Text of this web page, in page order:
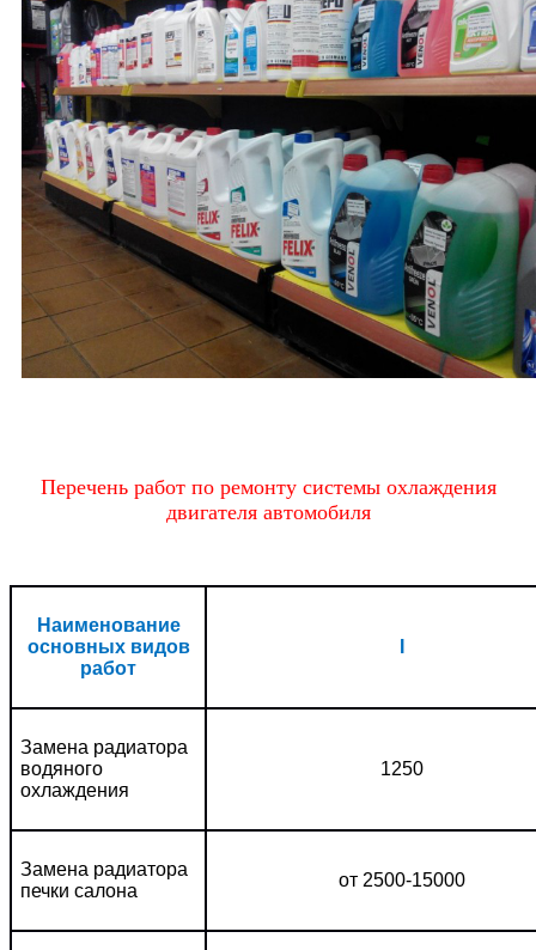
Перечень работ по ремонту системы охлаждения
двигателя автомобиля
Наименование
основных видов
работ
Замена радиатора
водяного
охлаждения
1250
Замена радиатора
печки салона
от 2500-15000